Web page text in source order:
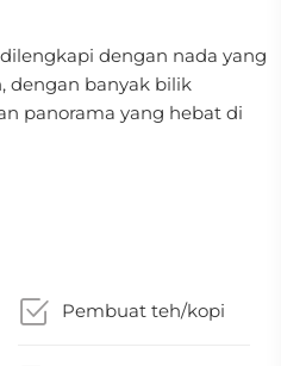
dengan nada yang
dengan banyak bilik
panorama yang hebat di
Pembuat teh/kopi